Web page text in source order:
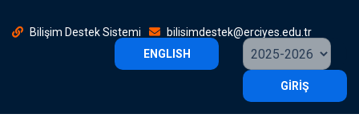
Bilişim Destek Sistemi
bilisimdestek@erciyes.edu.tr
ENGLISH
GİRİŞ